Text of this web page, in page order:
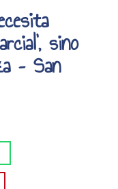
-
f
sino
– San